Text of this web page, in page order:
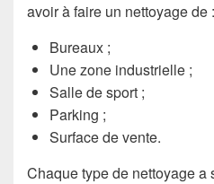
avoir à faire un nettoyage de :
Bureaux ;
Une zone industrielle ;
Salle de sport ;
Parking ;
Surface de vente.
Chaque type de nettoyage a